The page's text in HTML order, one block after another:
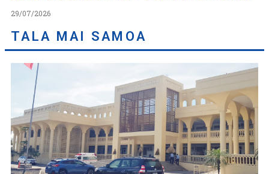
29/07/2026
TALA MAI SAMOA